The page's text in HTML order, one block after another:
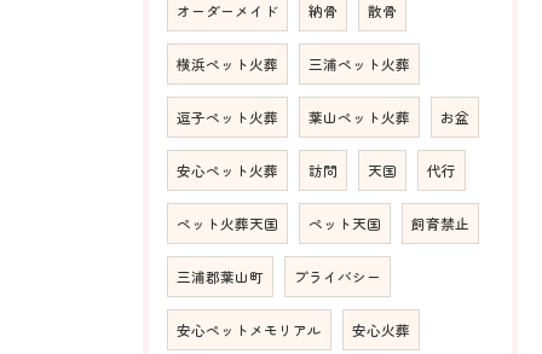
オーダーメイド 納骨 散骨
横浜ペット火葬 三浦ペット火葬
逗子ペット火葬 葉山ペット火葬 お盆
安心ペット火葬 訪問 天国 代行
ペット火葬天国 ペット天国 飼育禁止
三浦郡葉山町 プライバシー
安心ペットメモリアル 安心火葬